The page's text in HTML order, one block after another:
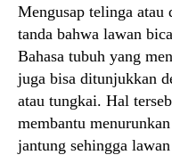
Mengusap telinga atau
tanda bahwa lawan
Bahasa tubuh yang
juga bisa ditunjukkan
atau tungkai. Hal
membantu
jantung sehingga